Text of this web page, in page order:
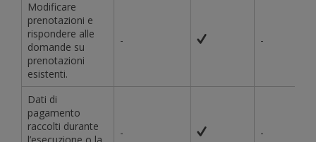
Modificare
prenotazioni e
rispondere alle
domande su
prenotazioni
esistenti.
- -
Dati di
pagamento
raccolti durante
- -